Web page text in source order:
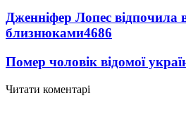
Дженніфер Лопес відпочила в
близнюками4686
Помер чоловік відомої
Читати коментарі